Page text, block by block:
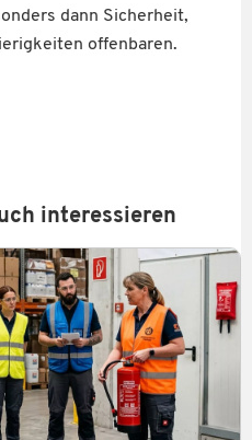
dann Sicherheit,
offenbaren.
interessieren